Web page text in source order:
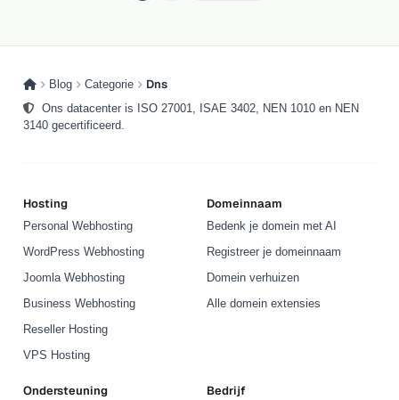
Blog Categorie Dns
Ons datacenter is ISO 27001, ISAE 3402, NEN 1010 en NEN
3140 gecertificeerd.
Hosting
Personal Webhosting
WordPress Webhosting
Joomla Webhosting
Business Webhosting
Reseller Hosting
VPS Hosting
Domeinnaam
Bedenk je domein met AI
Registreer je domeinnaam
Domein verhuizen
Alle domein extensies
Ondersteuning Bedrijf